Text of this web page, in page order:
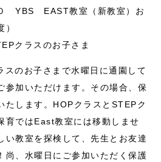
YBS EAST教室（新教室）お
クラスのお子さま
スのお子さまで水曜日に通園して
参加いただけます。その場合、保
たします。HOPクラスとSTEPク
育ではEast教室には移動しませ
い教室を探検して、先生とお友達
尚、水曜日にご参加いただく保護